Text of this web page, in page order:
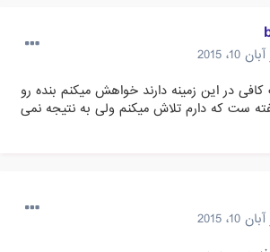
آبان 10، 2015
در این زمینه دارند خواهش میکنم بنده رو
بفرمائید 1 هفته ست که دارم تلاش میکنم ولی به نتیجه نمی
آبان 10، 2015